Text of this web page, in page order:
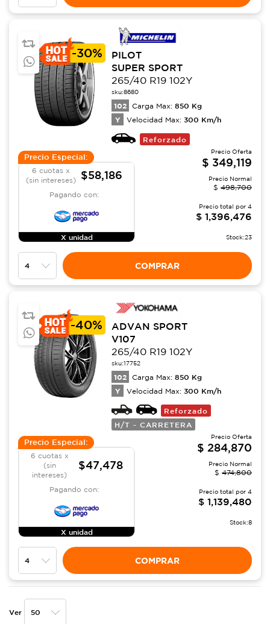
-30%
PILOT
SUPER SPORT
265/40 R19 102Y
sku:8680
102 Carga Max: 850 Kg
Y Velocidad Max: 300 Km/h
Reforzado
Precio Especial:
6 cuotas x
(sin intereses)
$58,186
Pagando con:
X unidad
Precio Oferta
$ 349,119
Precio Normal
$ 498,700
Precio total por 4
$ 1,396,476
Stock:23
COMPRAR
-40%
ADVAN SPORT
V107
265/40 R19 102Y
sku:17752
102 Carga Max: 850 Kg
Y Velocidad Max: 300 Km/h
Reforzado
H/T - CARRETERA
Precio Especial:
6 cuotas x
(sin
intereses)
$47,478
Pagando con:
X unidad
Precio Oferta
$ 284,870
Precio Normal
$ 474,800
Precio total por 4
$ 1,139,480
Stock:8
COMPRAR
Ver